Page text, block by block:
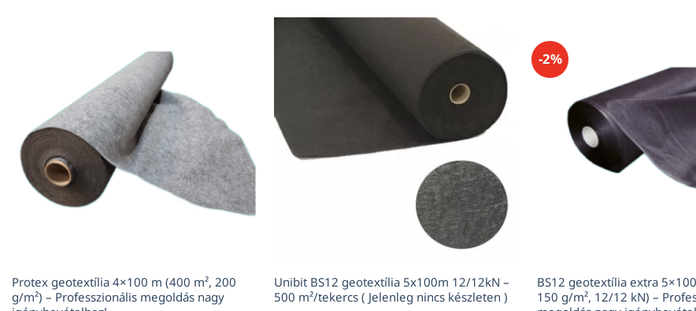
Protex geotextília 4×100 m (400 m², 200
g/m²) – Professzionális megoldás nagy
Unibit BS12 geotextília 5x100m 12/12kN –
500 m²/tekercs ( Jelenleg nincs készleten )
-2%
BS12 geotextília extra
150 g/m², 12/12 kN) –